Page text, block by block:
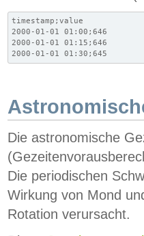
timestamp;value
2000-01-01 01:00;646
2000-01-01 01:15;646
2000-01-01 01:30;645
Die astronomische
Die periodischen
Wirkung von Mond
Rotation verursacht.